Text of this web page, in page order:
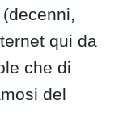
qui da
che di
del